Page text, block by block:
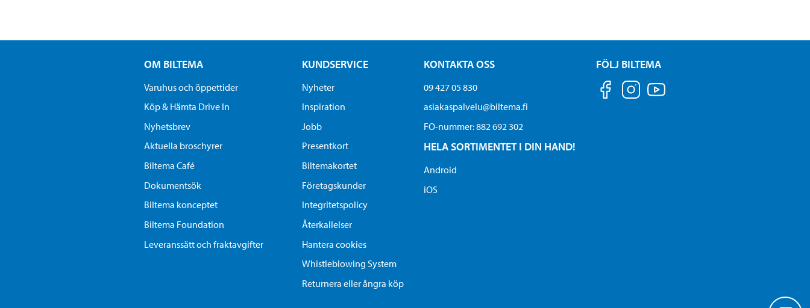
OM BILTEMA
Varuhus och öppettider
Köp & Hämta Drive In
Nyhetsbrev
Aktuella broschyrer
Biltema Café
Dokumentsök
Biltema konceptet
Biltema Foundation
Leveranssätt och fraktavgifter
KUNDSERVICE
Nyheter
Inspiration
Jobb
Presentkort
Biltemakortet
Företagskunder
Integritetspolicy
Återkallelser
Hantera cookies
Whistleblowing System
Returnera eller ångra köp
KONTAKTA OSS
09 427 05 830
asiakaspalvelu@biltema.fi
FO-nummer:​ 882 692 302
HELA SORTIMENTET I DIN HAND!
Android
iOS
FÖLJ BILTEMA